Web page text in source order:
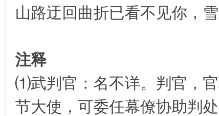
山路迂回曲折已看不见你，
注释
⑴武判官：名不详。判官，
节大使，可委任幕僚协助判